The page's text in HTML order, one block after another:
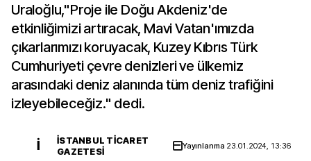
Uraloğlu,"Proje ile Doğu Akdeniz'de
etkinliğimizi artıracak, Mavi Vatan'ımızda
çıkarlarımızı koruyacak, Kuzey Kıbrıs Türk
Cumhuriyeti çevre denizleri ve ülkemiz
arasındaki deniz alanında tüm deniz trafiğini
izleyebileceğiz." dedi.
İ
İSTANBUL TICARET
GAZETESI
Yayınlanma 23.01.2024, 13:36